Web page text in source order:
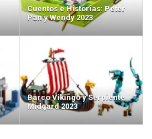
Cuentos e Historias: Peter
Pan y Wendy 2023
Barco Vikingo y Serpiente
Midgard 2023